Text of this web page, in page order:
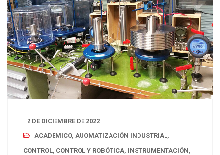
2 DE DICIEMBRE DE 2022
ACADEMICO, AUOMATIZACIÓN INDUSTRIAL,
CONTROL, CONTROL Y ROBÓTICA, INSTRUMENTACIÓN,